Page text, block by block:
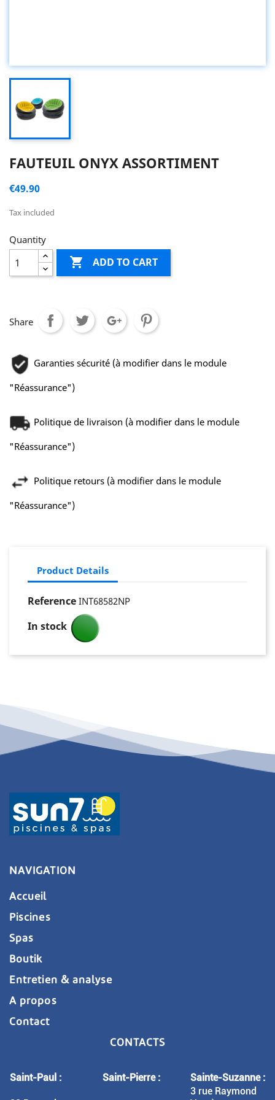
FAUTEUIL ONYX ASSORTIMENT
€49.90
Tax included
Quantity
 ADD TO CART
Share
Garanties sécurité (à modifier dans le module
"Réassurance")
Politique de livraison (à modifier dans le module
"Réassurance")
Politique retours (à modifier dans le module
"Réassurance")
Product Details
Reference INT68582NP
In stock
NAVIGATION
Accueil
Piscines
Spas
Boutik
Entretien & analyse
A propos
Contact
CONTACTS
Saint-Paul : Saint-Pierre : Sainte-Suzanne :
3 rue Raymond